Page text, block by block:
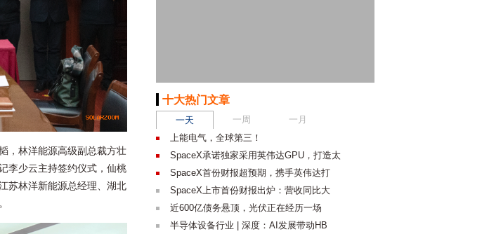
，林洋能源高级副总裁方壮
李少云主持签约仪式，仙桃
苏林洋新能源总经理、湖北
十大热门文章
一天 一周
一月
上能电气，全球第三！
SpaceX承诺独家采用英伟达GPU，打造太
SpaceX首份财报超预期，携手英伟达打
SpaceX上市首份财报出炉：营收同比大
近600亿债务悬顶，光伏正在经历一场
半导体设备行业 | 深度：AI发展带动HB